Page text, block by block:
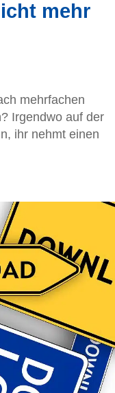
mehr
mehrfachen
Irgendwo auf der
ihr nehmt einen